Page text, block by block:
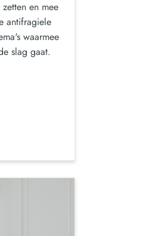
en mee
antifragiele
waarmee
slag gaat.